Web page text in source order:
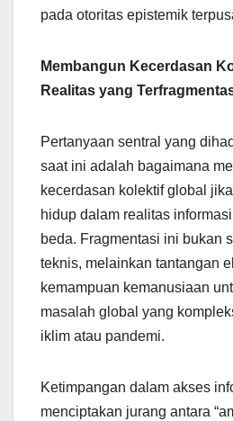
pada otoritas epistemik
Membangun Kecerdasan
Realitas yang
Pertanyaan sentral yang
saat ini adalah bagaimana
kecerdasan kolektif global
hidup dalam realitas
beda. Fragmentasi ini bukan
teknis, melainkan tantangan
kemampuan kemanusiaan
masalah global yang
iklim atau pandemi.
Ketimpangan dalam akses
menciptakan jurang antara